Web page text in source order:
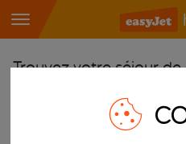
Trouvez votre séjour de
Choisissez votre aéroport